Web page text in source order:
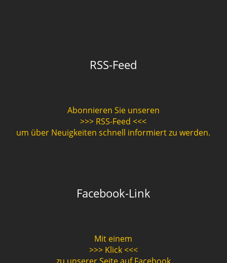
RSS-Feed
Abonnieren Sie unseren
>>> RSS-Feed <<<
um über Neuigkeiten schnell informiert zu werden.
Facebook-Link
Mit einem
>>> Klick <<<